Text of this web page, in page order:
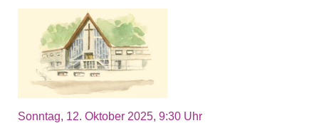
Sonntag, 12. Oktober 2025, 9:30 Uhr